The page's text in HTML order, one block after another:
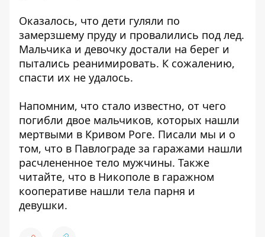
Оказалось, что дети гуляли по
замерзшему пруду и провалились под лед.
Мальчика и девочку достали на берег и
пытались реанимировать. К сожалению,
спасти их не удалось.
Напомним, что стало известно, от чего
погибли двое мальчиков, которых нашли
мертвыми в Кривом Роге. Писали мы и о
том, что в Павлограде за гаражами нашли
расчлененное тело мужчины. Также
читайте, что в Никополе в гаражном
кооперативе нашли тела парня и
девушки.